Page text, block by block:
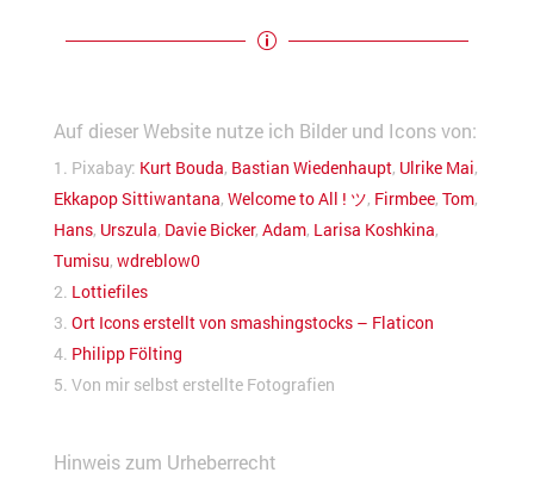
p
Auf dieser Website nutze ich Bilder und Icons von:
Pixabay: Kurt Bouda, Bastian Wiedenhaupt, Ulrike Mai,
Ekkapop Sittiwantana, Welcome to All ! ツ, Firmbee, Tom,
Hans, Urszula, Davie Bicker, Adam, Larisa Koshkina,
Tumisu, wdreblow0
Lottiefiles
Ort Icons erstellt von smashingstocks – Flaticon
Philipp Fölting
Von mir selbst erstellte Fotografien
Hinweis zum Urheberrecht